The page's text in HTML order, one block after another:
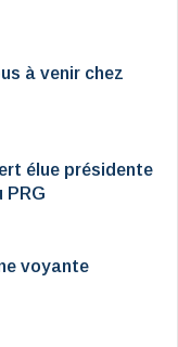
à venir chez
élue présidente
PRG
voyante